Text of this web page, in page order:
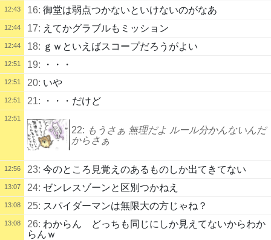
12:43 16: 御堂は弱点つかないといけないのがなあ
12:44 17: えてかグラブルもミッション
12:44 18: ｇｗといえばスコープだろうがよい
12:51 19: ・・・
12:51 20: いや
12:51 21: ・・・だけど
12:51
22: もうさぁ 無理だよ ルール分かんないんだ
からさぁ
12:56 23: 今のところ見覚えのあるものしか出てきてない
13:07 24: ゼンレスゾーンと区別つかねえ
13:08 25: スパイダーマンは無限大の方じゃね？
13:08 26: わからん どっちも同じにしか見えてないからわか
らんｗ